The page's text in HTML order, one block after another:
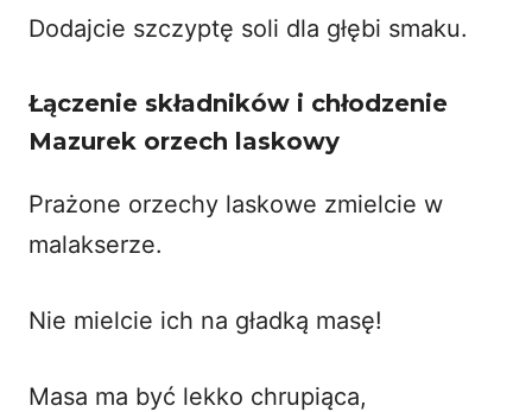
Dodajcie szczyptę soli dla głębi smaku.
Łączenie składników i chłodzenie
Mazurek orzech laskowy
Prażone orzechy laskowe zmielcie w
malakserze.
Nie mielcie ich na gładką masę!
Masa ma być lekko chrupiąca,